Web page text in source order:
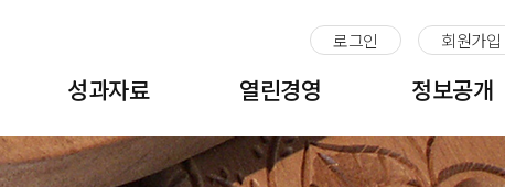
로그인 회원가입
성과자료 열린경영 정보공개